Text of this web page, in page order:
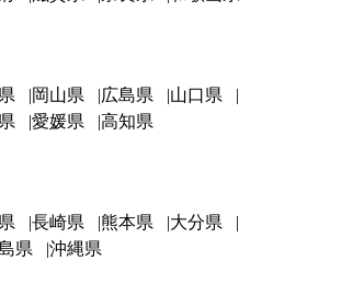
岡山県 広島県
山口県
愛媛県 高知県
長崎県 熊本県
大分県
県 沖縄県